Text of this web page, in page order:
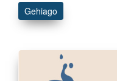
Gehiago